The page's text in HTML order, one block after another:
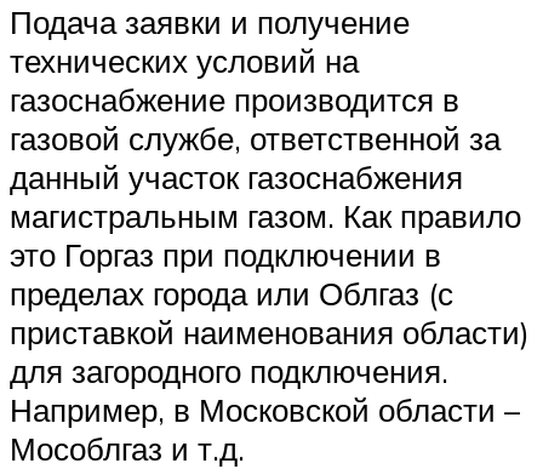
Подача заявки и получение
технических условий на
газоснабжение производится в
газовой службе, ответственной за
данный участок газоснабжения
магистральным газом. Как правило
это Горгаз при подключении в
пределах города или Облгаз (с
приставкой наименования области)
для загородного подключения.
Например, в Московской области –
Мособлгаз и т.д.